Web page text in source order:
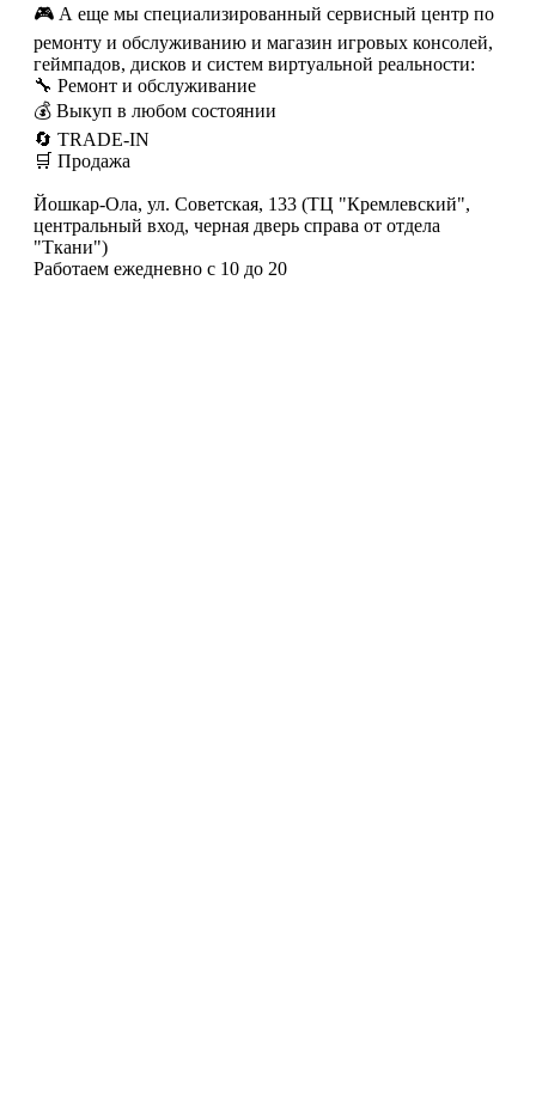
🎮 А еще мы специализированный сервисный центр по
ремонту и обслуживанию и магазин игровых консолей,
геймпадов, дисков и систем виртуальной реальности:
🔧 Ремонт и обслуживание
💰 Выкуп в любом состоянии
🔄 TRADE-IN
🛒 Продажа
Йошкар-Ола, ул. Советская, 133 (ТЦ "Кремлевский",
центральный вход, черная дверь справа от отдела
"Ткани")
Работаем ежедневно с 10 до 20